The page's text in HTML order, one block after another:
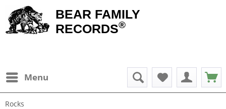
BEAR FAMILY
RECORDS®
Menu
Rocks